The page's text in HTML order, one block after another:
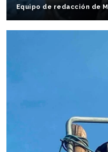
Equipo de redacción de